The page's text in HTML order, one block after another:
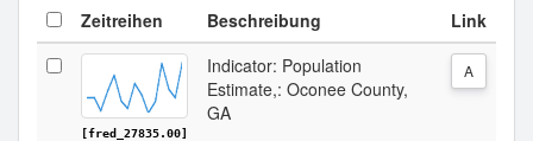
Zeitreihen Beschreibung Link
[fred_27835.00]
Indicator: Population
Estimate,: Oconee County,
GA
A